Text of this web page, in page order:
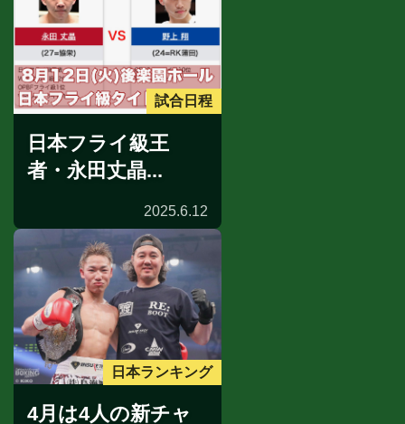
試合日程
日本フライ級王
者・永田丈晶...
2025.6.12
日本ランキング
4月は4人の新チャ